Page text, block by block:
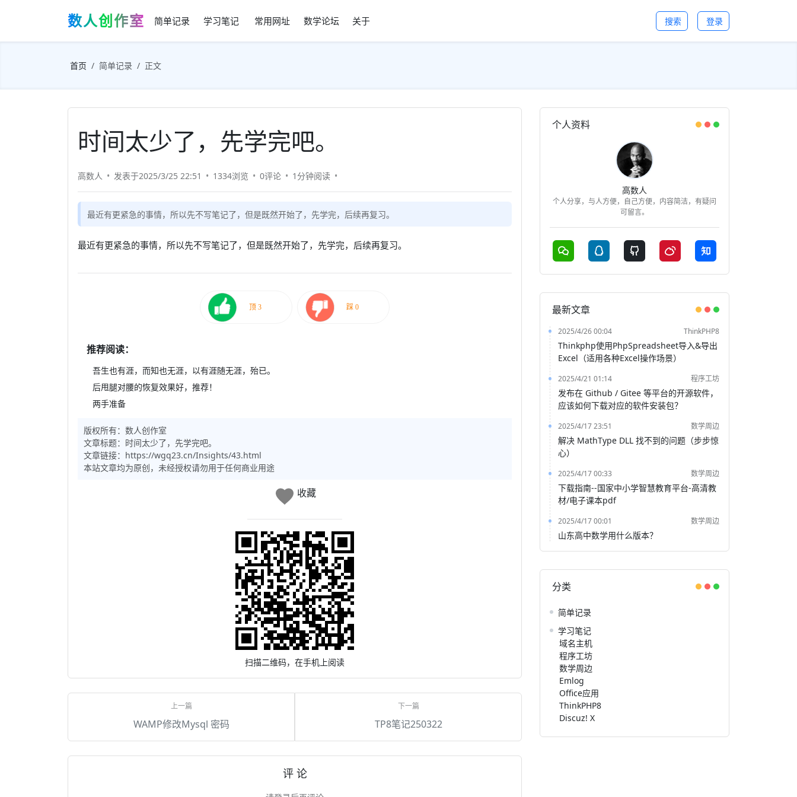
数人创作室 简单记录 学习笔记 常用网址 数学论坛 关于 搜索 登录
首页 简单记录 正文
时间太少了，先学完吧。
高数人 发表于2025/3/25 22:51 1334浏览 0评论 1分钟阅读
最近有更紧急的事情，所以先不写笔记了，但是既然开始了，先学完，后续再复习。
最近有更紧急的事情，所以先不写笔记了，但是既然开始了，先学完，后续再复习。
推荐阅读：
吾生也有涯，而知也无涯，以有涯随无涯，殆已。
后甩腿对腰的恢复效果好，推荐！
两手准备
版权所有： 数人创作室
文章标题： 时间太少了，先学完吧。
文章链接：https://wgq23.cn/Insights/43.html
本站文章均为原创，未经授权请勿用于任何商业用途
收藏
扫描二维码，在手机上阅读
WAMP修改Mysql 密码 TP8笔记250322
评 论
个人资料
高数人
个人分享，与人方便，自己方便，内容简洁，有疑问
可留言。
最新文章
2025/4/26 00:04 ThinkPHP8
Thinkphp使用PhpSpreadsheet导入&导出
Excel（适用各种Excel操作场景）
2025/4/21 01:14 程序工坊
发布在 Github / Gitee 等平台的开源软件，
应该如何下载对应的软件安装包？
2025/4/17 23:51 数学周边
解决 MathType DLL 找不到的问题（步步惊
心）
2025/4/17 00:33 数学周边
下载指南--国家中小学智慧教育平台-高清教
材/电子课本pdf
2025/4/17 00:01 数学周边
山东高中数学用什么版本？
分类
简单记录
学习笔记
域名主机
程序工坊
数学周边
Emlog
Office应用
ThinkPHP8
Discuz! X